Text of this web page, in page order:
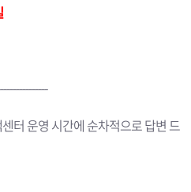
터 운영 시간에 순차적으로 답변 드